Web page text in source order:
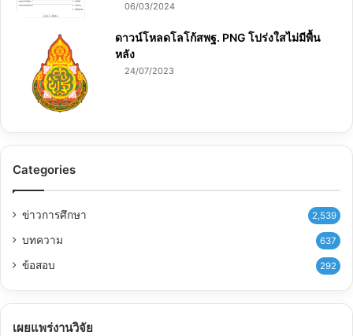
06/03/2024
ดาวน์โหลดโลโก้สพฐ. PNG โปร่งใสไม่มีพื้น
หลัง
24/07/2023
Categories
ข่าวการศึกษา 2,539
บทความ 637
ข้อสอบ 292
เผยแพร่งานวิจัย